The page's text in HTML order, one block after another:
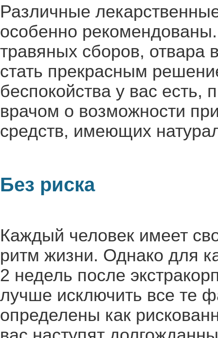
Различные
особенно
травяных сборов, отвара
стать прекрасным
беспокойства у вас есть,
врачом о возможности
средств, имеющих
Без риска
Каждый человек имеет
ритм жизни. Однако для
2 недель после
лучше исключить все те
определены как